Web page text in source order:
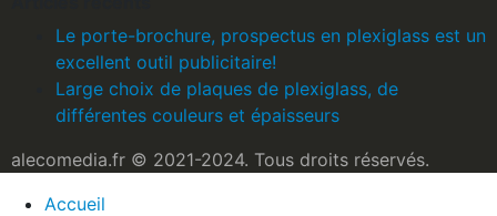
Le porte-brochure, prospectus en plexiglass est un
excellent outil publicitaire!
Large choix de plaques de plexiglass, de
différentes couleurs et épaisseurs
alecomedia.fr © 2021-2024. Tous droits réservés.
Accueil